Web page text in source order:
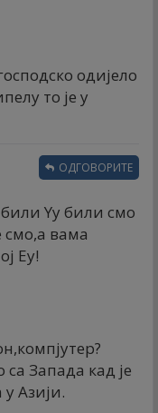
одијело
то је у
Yу били смо
смо,а вама
Еу!
ОДГОВОРИТЕ
Запада кад је
Азији.